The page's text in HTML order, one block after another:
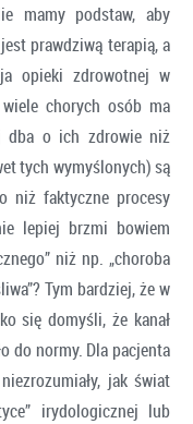
mamy podstaw, aby
prawdziwą terapią, a
opieki zdrowotnej w
chorych osób ma
dba o ich zdrowie niż
tych wymyślonych) są
niż faktyczne procesy
lepiej brzmi bowiem
niż np. „choroba
Tym bardziej, że w
się domyśli, że kanał
do normy. Dla pacjenta
jak świat
irydologicznej lub